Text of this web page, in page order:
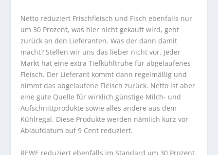
Netto reduziert Frischfleisch und Fisch ebenfalls nur
um 30 Prozent, was hier nicht gekauft wird, geht
zurück an den Lieferanten. Was der dann damit
macht? Stellen wir uns das lieber nicht vor. Jeder
Markt hat eine extra Tiefkühltruhe für abgelaufenes
Fleisch. Der Lieferant kommt dann regelmäßig und
nimmt das abgelaufene Fleisch zurück. Netto ist aber
eine gute Quelle für wirklich günstige Milch- und
Aufschnittprodukte sowie alles andere aus dem
Kühlregal. Diese Produkte werden nämlich kurz vor
Ablaufdatum auf 9 Cent reduziert.
REWE reduziert ebenfalls im Standard um 30 Prozent.